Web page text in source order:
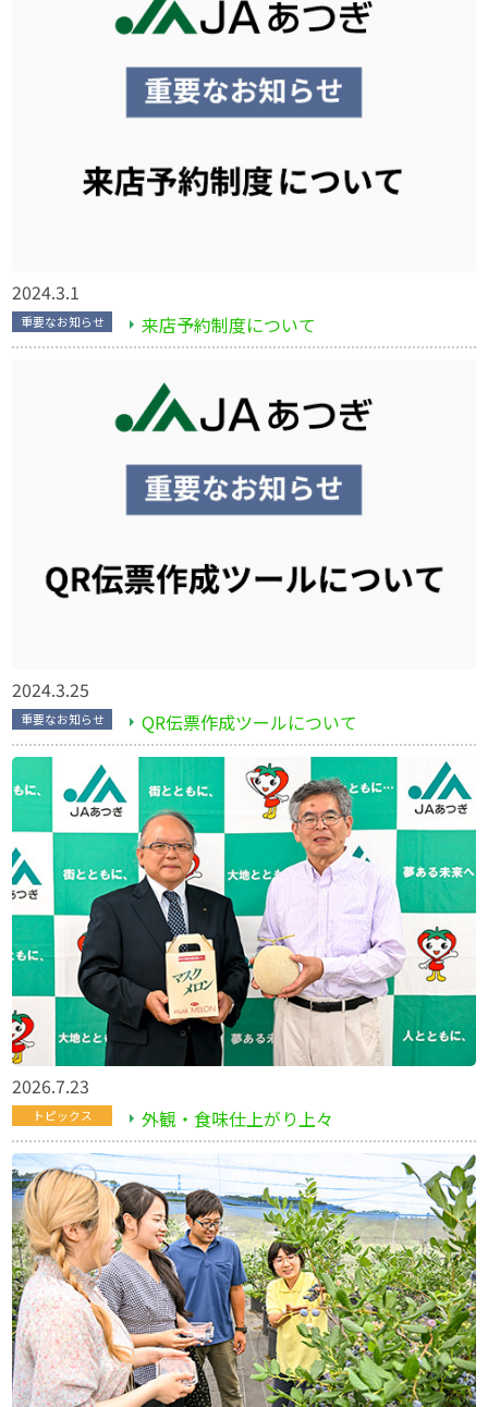
2024.3.1
重要なお知らせ 来店予約制度について
2024.3.25
重要なお知らせ QR伝票作成ツールについて
2026.7.23
トピックス 外観・食味仕上がり上々